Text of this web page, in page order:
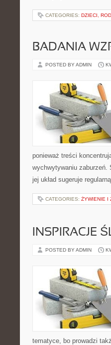
CATEGORIES: DZIECI,
BADANIA
POSTED BY ADMIN
ponieważ treści
wychwytywaniu zaburzeń.
jej układ sugeruje
CATEGORIES: ŻYWIENIE I
INSPIRACJE
POSTED BY ADMIN
tematyce, bo prowadzi